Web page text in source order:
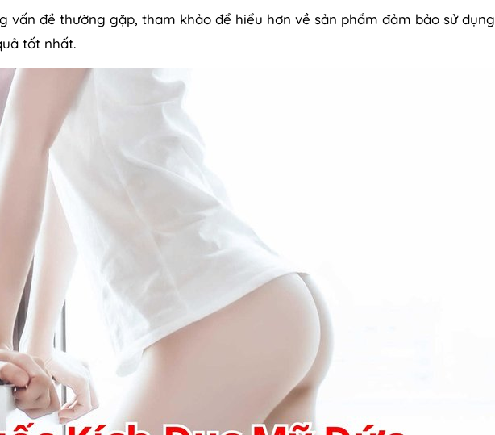
vấn đề thường gặp, tham khảo để hiểu hơn về sản phẩm đảm bảo sử dụng
tốt nhất.